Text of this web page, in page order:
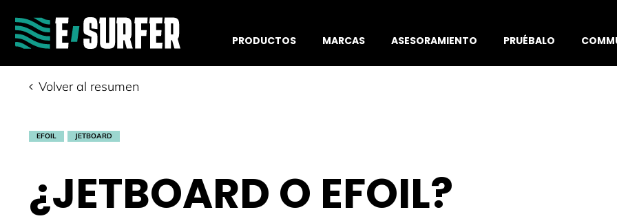
PRODUCTOS
MARCAS ASESORAMIENTO PRUÉBALO
Volver al resumen
EFOIL JETBOARD
¿JETBOARD O EFOIL?